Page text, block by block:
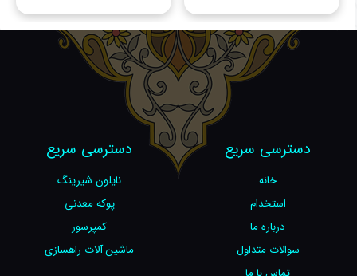
دسترسی سریع
خانه
استخدام
درباره ما
سوالات متداول
دسترسی سریع
نایلون شیرینگ
پوکه معدنی
کمپرسور
ماشین آلات راهسازی